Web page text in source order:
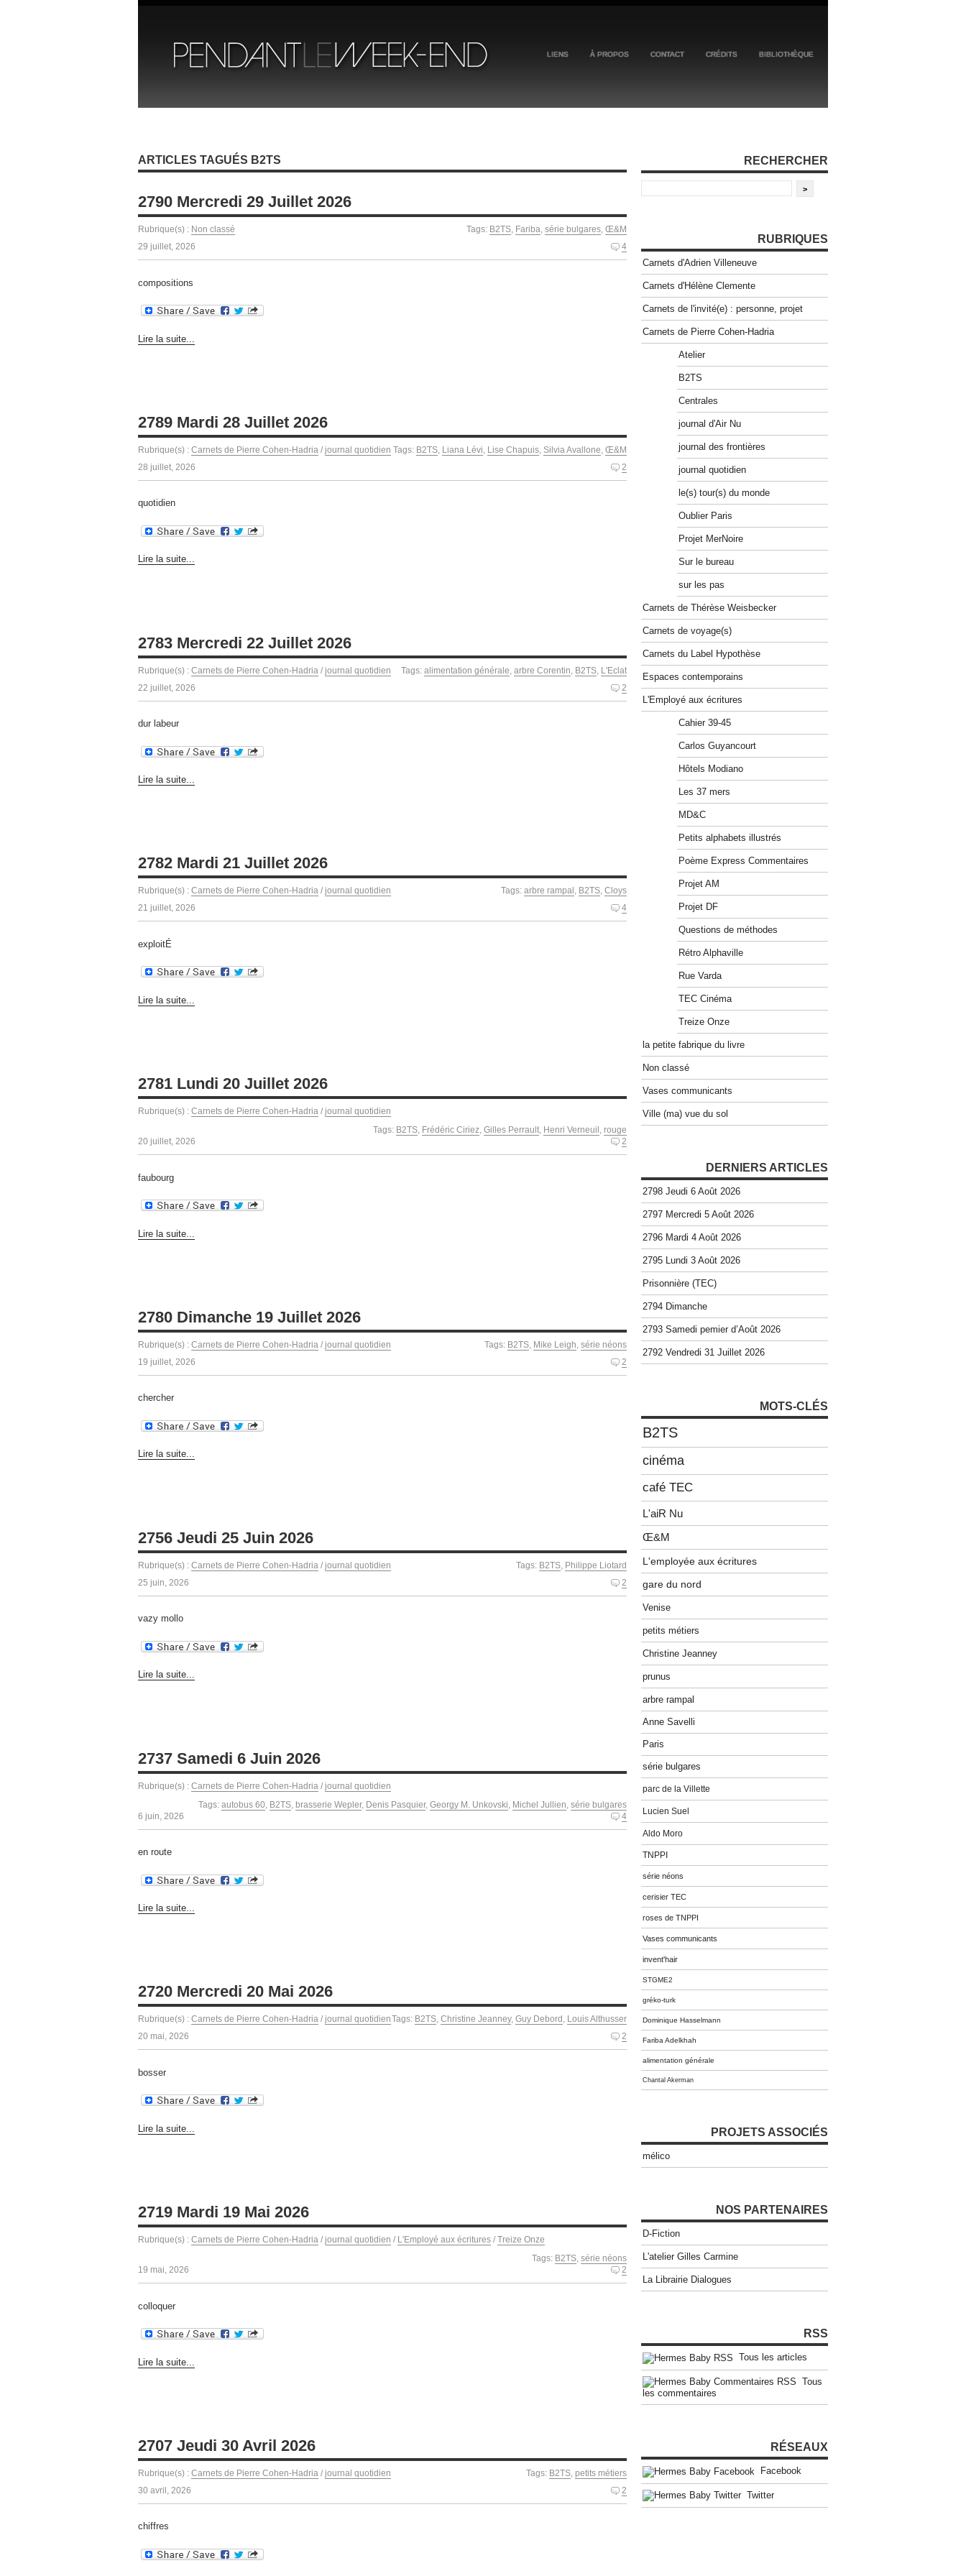
LIENS À PROPOS CONTACT CRÉDITS BIBLIOTHÈQUE
ARTICLES TAGUÉS B2TS
2790 Mercredi 29 Juillet 2026
Rubrique(s) : Non classé Tags: B2TS, Fariba, série bulgares, Œ&M
29 juillet, 2026
4
compositions
Lire la suite...
2789 Mardi 28 Juillet 2026
Rubrique(s) : Carnets de Pierre Cohen-Hadria / journal quotidien Tags: B2TS Liana Lévi Lise Chapuis Silvia Avallone Œ&M
28 juillet, 2026
2
quotidien
Lire la suite...
2783 Mercredi 22 Juillet 2026
Rubrique(s) : Carnets de Pierre Cohen-Hadria / journal quotidien Tags: alimentation générale arbre Corentin B2TS L'Eclat
22 juillet, 2026
2
dur labeur
Lire la suite...
2782 Mardi 21 Juillet 2026
Rubrique(s) : Carnets de Pierre Cohen-Hadria / journal quotidien Tags: arbre rampal , B2TS, Cloys
21 juillet, 2026
4
exploitÉ
Lire la suite...
2781 Lundi 20 Juillet 2026
Rubrique(s) : Carnets de Pierre Cohen-Hadria / journal quotidien
Tags: B2TS, Frédéric Ciriez, Gilles Perrault, Henri Verneuil , rouge
20 juillet, 2026
2
faubourg
Lire la suite...
2780 Dimanche 19 Juillet 2026
Rubrique(s) : Carnets de Pierre Cohen-Hadria / journal quotidien Tags: B2TS, Mike Leigh, série néons
19 juillet, 2026
2
chercher
Lire la suite...
2756 Jeudi 25 Juin 2026
Rubrique(s) : Carnets de Pierre Cohen-Hadria / journal quotidien Tags: B2TS Philippe Liotard
25 juin, 2026
2
vazy mollo
Lire la suite...
2737 Samedi 6 Juin 2026
Rubrique(s) : Carnets de Pierre Cohen-Hadria / journal quotidien
Tags: autobus 60 B2TS brasserie Wepler, Denis Pasquier, Georgy M. Unkovski Michel Jullien série bulgares
6 juin, 2026
4
en route
Lire la suite...
2720 Mercredi 20 Mai 2026
Rubrique(s) : Carnets de Pierre Cohen-Hadria / journal quotidienTags: B2TS, Christine Jeanney, Guy Debord , Louis Althusser
20 mai, 2026
2
bosser
Lire la suite...
2719 Mardi 19 Mai 2026
Rubrique(s) : Carnets de Pierre Cohen-Hadria / journal quotidien / L'Employé aux écritures / Treize Onze
Tags: B2TS, série néons
19 mai, 2026
2
colloquer
Lire la suite...
2707 Jeudi 30 Avril 2026
Rubrique(s) : Carnets de Pierre Cohen-Hadria / journal quotidien Tags: B2TS, petits métiers
30 avril, 2026
2
chiffres
RECHERCHER
RUBRIQUES
Carnets d'Adrien Villeneuve
Carnets d'Hélène Clemente
Carnets de l'invité(e) : personne, projet
Carnets de Pierre Cohen-Hadria
Atelier
B2TS
Centrales
journal d'Air Nu
journal des frontières
journal quotidien
le(s) tour(s) du monde
Oublier Paris
Projet MerNoire
Sur le bureau
sur les pas
Carnets de Thérèse Weisbecker
Carnets de voyage(s)
Carnets du Label Hypothèse
Espaces contemporains
L'Employé aux écritures
Cahier 39-45
Carlos Guyancourt
Hôtels Modiano
Les 37 mers
MD&C
Petits alphabets illustrés
Poème Express Commentaires
Projet AM
Projet DF
Questions de méthodes
Rétro Alphaville
Rue Varda
TEC Cinéma
Treize Onze
la petite fabrique du livre
Non classé
Vases communicants
Ville (ma) vue du sol
DERNIERS ARTICLES
2798 Jeudi 6 Août 2026
2797 Mercredi 5 Août 2026
2796 Mardi 4 Août 2026
2795 Lundi 3 Août 2026
Prisonnière (TEC)
2794 Dimanche
2793 Samedi pemier d’Août 2026
2792 Vendredi 31 Juillet 2026
MOTS-CLÉS
B2TS
cinéma
café TEC
L'aiR Nu
Œ&M
L'employée aux écritures
gare du nord
Venise
petits métiers
Christine Jeanney
prunus
arbre rampal
Anne Savelli
Paris
série bulgares
parc de la Villette
Lucien Suel
Aldo Moro
TNPPI
série néons
cerisier TEC
roses de TNPPI
Vases communicants
invent'hair
STGME2
gréko-turk
Dominique Hasselmann
Fariba Adelkhah
alimentation générale
Chantal Akerman
PROJETS ASSOCIÉS
mélico
NOS PARTENAIRES
D-Fiction
L'atelier Gilles Carmine
La Librairie Dialogues
RSS
Tous les articles
Tous
les commentaires
RÉSEAUX
Facebook
Twitter